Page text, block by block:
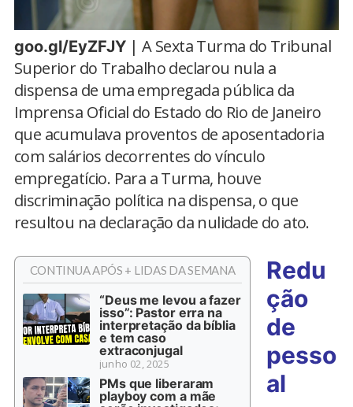
goo.gl/EyZFJY | A Sexta Turma do Tribunal
Superior do Trabalho declarou nula a
dispensa de uma empregada pública da
Imprensa Oficial do Estado do Rio de Janeiro
que acumulava proventos de aposentadoria
com salários decorrentes do vínculo
empregatício. Para a Turma, houve
discriminação política na dispensa, o que
resultou na declaração da nulidade do ato.
CONTINUA APÓS + LIDAS DA SEMANA
“Deus me levou a fazer
isso”: Pastor erra na
interpretação da bíblia
e tem caso
extraconjugal
junho 02, 2025
PMs que liberaram
playboy com a mãe
Redu
ção
de
pesso
al